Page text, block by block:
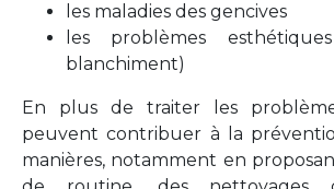
les maladies des gencives
les problèmes
blanchiment)
En plus de traiter les
peuvent contribuer à la
manières, notamment en